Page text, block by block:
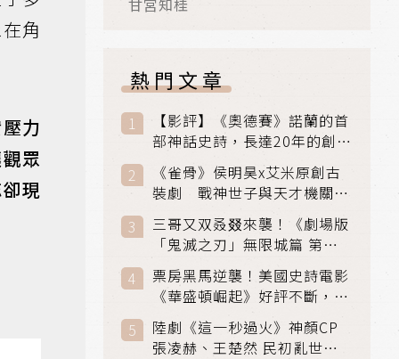
角
力
眾
現
甘宮知桂
熱門文章
【影評】《奧德賽》諾蘭的首
部神話史詩，長達20年的創傷
與贖罪之旅
《雀骨》侯明昊x艾米原創古
裝劇 戰神世子與天才機關師
聯手攻克身世之謎
三哥又双叒叕來襲！《劇場版
「鬼滅之刃」無限城篇 第一
章》 七月首登串流平台
票房黑馬逆襲！美國史詩電影
《華盛頓崛起》好評不斷，輾
壓《玩具總動員5》、《超少
女》
陸劇《這一秒過火》神顏CP
張凌赫、王楚然 民初亂世、